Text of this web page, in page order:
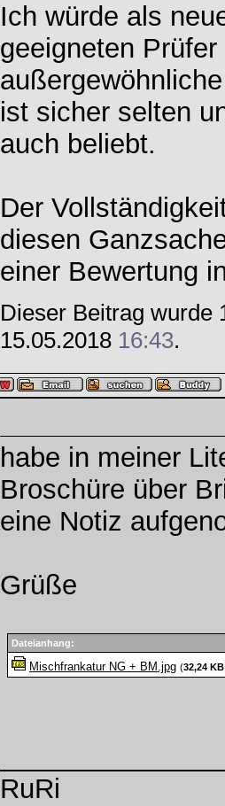
Ich würde als
geeigneten
ist sicher selten
auch beliebt.
Der
diesen
einer Bewertung
Dieser Beitrag wurde
15.05.2018 16:43.
habe in meiner
Broschüre über
eine Notiz
Grüße
Dateianhang:
Mischfrankatur NG + BM.jpg (32,24 KB
RuRi